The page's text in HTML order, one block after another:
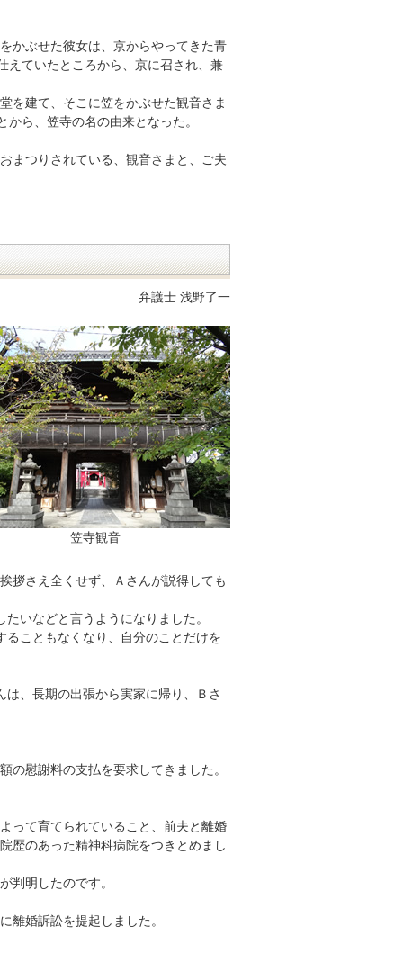
かぶせた彼女は、京からやってきた青
えていたところから、京に召され、兼
を建て、そこに笠をかぶせた観音さま
ら、笠寺の名の由来となった。
まつりされている、観音さまと、ご夫
弁護士 浅野了一
笠寺観音
拶さえ全くせず、Ａさんが説得しても
いなどと言うようになりました。
こともなくなり、自分のことだけを
、長期の出張から実家に帰り、Ｂさ
の慰謝料の支払を要求してきました。
って育てられていること、前夫と離婚
歴のあった精神科病院をつきとめまし
判明したのです。
離婚訴訟を提起しました。